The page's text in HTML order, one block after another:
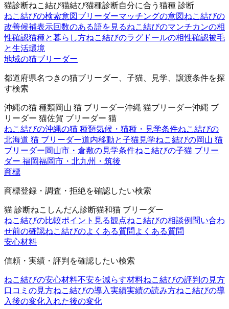
猫診断ねこ結び猫結び猫種診断自分に合う猫種 診断
ねこ結びの検索意図 ブリーダーマッチングの意図 ねこ結びの
改善候補表示回数のある語を見るねこ結びのマンチカンの相
性確認猫種と暮らし方ねこ結びのラグドールの相性確認被毛
と生活環境
地域の猫ブリーダー
都道府県名つきの猫ブリーダー、子猫、見学、譲渡条件を探
す検索
沖縄の猫 種類岡山 猫 ブリーダー沖縄 猫ブリーダー沖縄 ブ
リーダー 猫佐賀 ブリーダー 猫
ねこ結びの沖縄の猫 種類気候・猫種・見学条件ねこ結びの
北海道 猫 ブリーダー道内移動と子猫見学ねこ結びの岡山 猫
ブリーダー岡山市・倉敷の見学条件ねこ結びの子猫 ブリー
ダー 福岡福岡市・北九州・筑後
商標
商標登録・調査・拒絶を確認したい検索
猫 診断ねこしんだん診断猫和猫 ブリーダー
ねこ結びの比較ポイント 見る観点ねこ結びの相談例 問い合わ
せ前の確認ねこ結びのよくある質問 よくある質問
安心材料
信頼・実績・評判を確認したい検索
ねこ結びの安心材料不安を減らす材料ねこ結びの評判の見方
口コミの見方ねこ結びの導入実績実績の読み方ねこ結びの導
入後の変化入れた後の変化